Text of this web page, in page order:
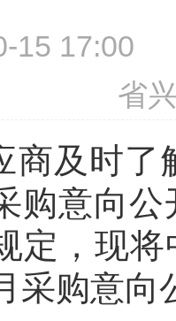
15
省
商及时
购意向公
定，现
采购意向